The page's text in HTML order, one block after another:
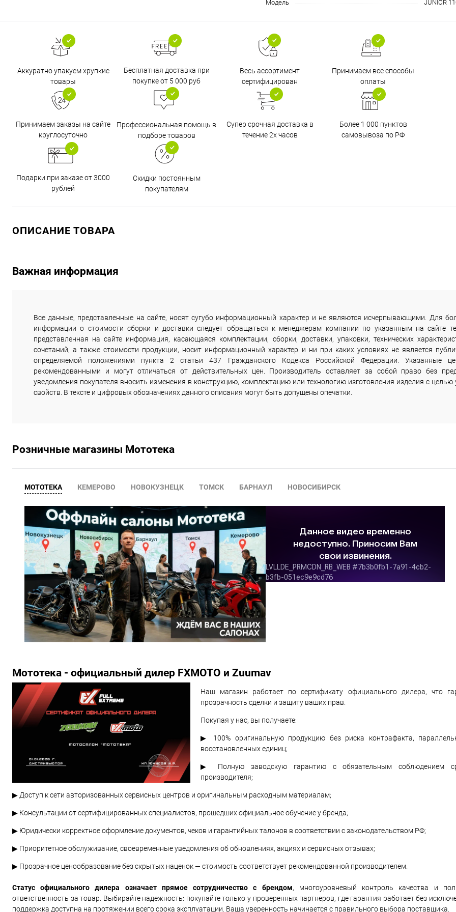
Модель
JUNIOR
Аккуратно упакуем хрупкие
товары
Бесплатная доставка при
покупке от 5 000 руб
Весь ассортимент
сертифицирован
Принимаем все способы
оплаты
Принимаем заказы на сайте
круглосуточно
Профессиональная помощь в
подборе товаров
Супер срочная доставка в
течение 2х часов
Более 1 000 пунктов
самовывоза по РФ
Подарки при заказе от 3000
рублей
Скидки постоянным
покупателям
ОПИСАНИЕ ТОВАРА
Важная информация
Все данные, представленные на сайте, носят сугубо информационный характер и не являются исчерпывающими. Для
информации о стоимости сборки и доставки следует обращаться к менеджерам компании по указанным на сайте
представленная на сайте информация, касающаяся комплектации, сборки, доставки, упаковки, технических
сочетаний, а также стоимости продукции, носит информационный характер и ни при каких условиях не является
определяемой положениями пункта 2 статьи 437 Гражданского Кодекса Российской Федерации. Указанные
рекомендованными и могут отличаться от действительных цен. Производитель оставляет за собой право без
уведомления покупателя вносить изменения в конструкцию, комплектацию или технологию изготовления изделия с целью
свойств. В тексте и цифровых обозначениях данного описания могут быть допущены опечатки.
Розничные магазины Мототека
МОТОТЕКА КЕМЕРОВО НОВОКУЗНЕЦК ТОМСК БАРНАУЛ НОВОСИБИРСК
Мототека - официальный дилер FXMOTO и Zuumav
Наш магазин работает по сертификату официального дилера, что
прозрачность сделки и защиту ваших прав.
Покупая у нас, вы получаете:
▶ 100% оригинальную продукцию без риска контрафакта,
восстановленных единиц;
▶ Полную заводскую гарантию с обязательным соблюдением
производителя;
▶ Доступ к сети авторизованных сервисных центров и оригинальным расходным материалам;
▶ Консультации от сертифицированных специалистов, прошедших официальное обучение у бренда;
▶ Юридически корректное оформление документов, чеков и гарантийных талонов в соответствии с законодательством РФ;
▶ Приоритетное обслуживание, своевременные уведомления об обновлениях, акциях и сервисных отзывах;
▶ Прозрачное ценообразование без скрытых наценок — стоимость соответствует рекомендованной производителем.
Статус официального дилера означает прямое сотрудничество с брендом, многоуровневый контроль качества и
ответственность за товар. Выбирайте надежность: покупайте только у проверенных партнеров, где гарантия работает без
поддержка доступна на протяжении всего срока эксплуатации. Ваша уверенность начинается с правильного выбора поставщика.